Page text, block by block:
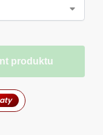
produktu